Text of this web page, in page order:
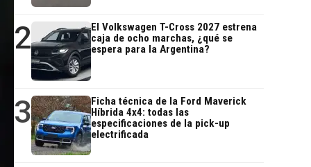
2
El Volkswagen T-Cross 2027 estrena
caja de ocho marchas, ¿qué se
espera para la Argentina?
3
Ficha técnica de la Ford Maverick
Híbrida 4x4: todas las
especificaciones de la pick-up
electrificada